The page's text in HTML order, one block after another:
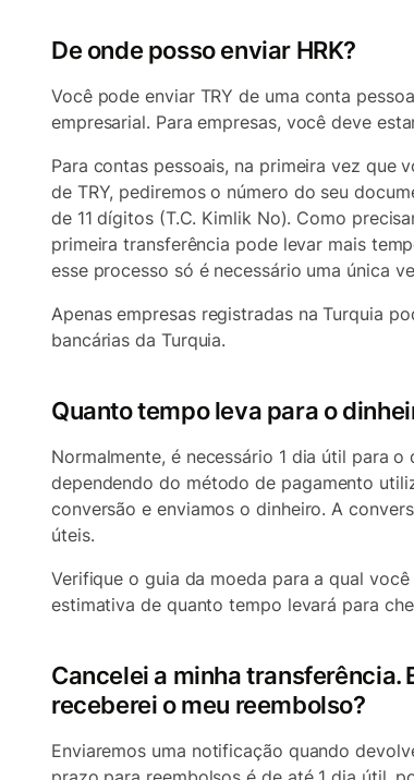
De onde posso enviar HRK?
Você pode enviar TRY de uma conta
empresarial. Para empresas, você deve
Para contas pessoais, na primeira vez que
de TRY, pediremos o número do seu
de 11 dígitos (T.C. Kimlik No). Como
primeira transferência pode levar mais
esse processo só é necessário uma única
Apenas empresas registradas na Turquia
bancárias da Turquia.
Quanto tempo leva para o
Normalmente, é necessário 1 dia útil para o
dependendo do método de pagamento
conversão e enviamos o dinheiro. A
úteis.
Verifique o guia da moeda para a qual
estimativa de quanto tempo levará para
Cancelei a minha transferência.
receberei o meu reembolso?
Enviaremos uma notificação quando